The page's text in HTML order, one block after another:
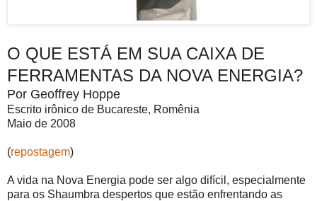
O QUE ESTÁ EM SUA CAIXA DE
FERRAMENTAS DA NOVA ENERGIA?
Por Geoffrey Hoppe
Escrito irônico de Bucareste, Romênia
Maio de 2008
(repostagem)
A vida na Nova Energia pode ser algo difícil, especialmente
para os Shaumbra despertos que estão enfrentando as